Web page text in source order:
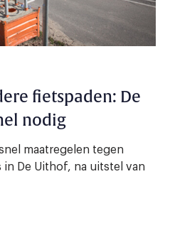
fietspaden: De
nodig
maatregelen tegen
De Uithof, na uitstel van